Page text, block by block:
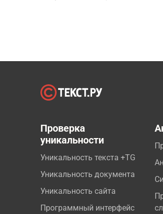
Проверка
уникальности
Уникальность текста +TG
Уникальность документа
Уникальность сайта
Программный интерфейс